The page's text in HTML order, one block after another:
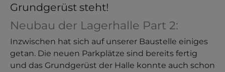
Grundgerüst steht!
Neubau der Lagerhalle Part 2:
Inzwischen hat sich auf unserer Baustelle einiges
getan. Die neuen Parkplätze sind bereits fertig
und das Grundgerüst der Halle konnte auch schon